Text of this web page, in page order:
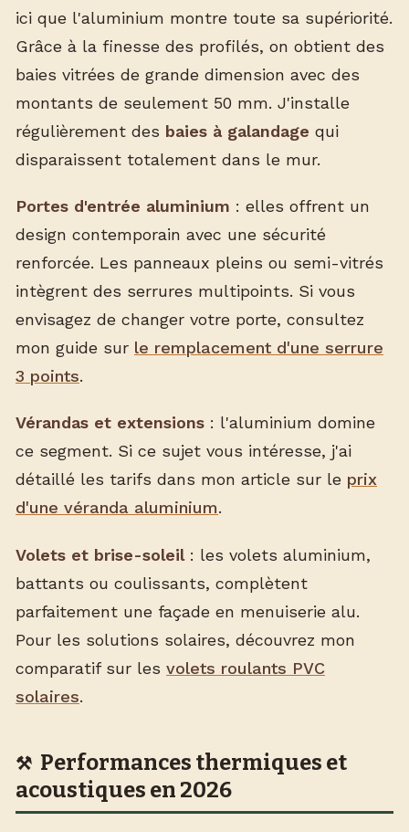
ici que l'aluminium montre toute sa supériorité.
Grâce à la finesse des profilés, on obtient des
baies vitrées de grande dimension avec des
montants de seulement 50 mm. J'installe
régulièrement des baies à galandage qui
disparaissent totalement dans le mur.
Portes d'entrée aluminium : elles offrent un
design contemporain avec une sécurité
renforcée. Les panneaux pleins ou semi-vitrés
intègrent des serrures multipoints. Si vous
envisagez de changer votre porte, consultez
mon guide sur le remplacement d'une serrure
3 points.
Vérandas et extensions : l'aluminium domine
ce segment. Si ce sujet vous intéresse, j'ai
détaillé les tarifs dans mon article sur le prix
d'une véranda aluminium.
Volets et brise-soleil: les volets aluminium,
battants ou coulissants, complètent
parfaitement une façade en menuiserie alu.
Pour les solutions solaires, découvrez mon
comparatif sur les volets roulants PVC
solaires.
Performances thermiques et
acoustiques en 2026